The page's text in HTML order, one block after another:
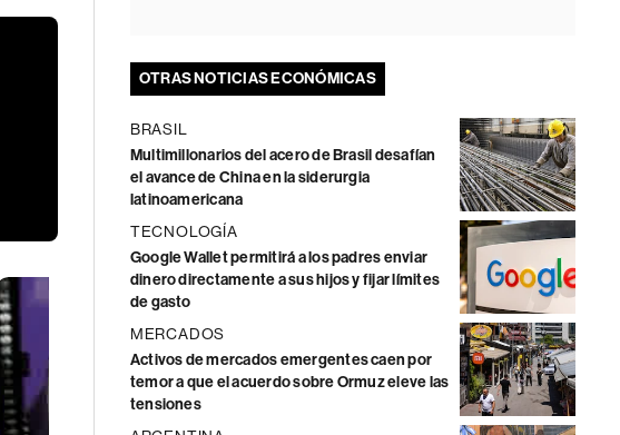
OTRAS NOTICIAS ECONÓMICAS
BRASIL
Multimillonarios del acero de Brasil desafían
el avance de China en la siderurgia
latinoamericana
TECNOLOGÍA
Google Wallet permitirá a los padres enviar
dinero directamente a sus hijos y fijar límites
de gasto
MERCADOS
Activos de mercados emergentes caen por
temor a que el acuerdo sobre Ormuz eleve las
tensiones